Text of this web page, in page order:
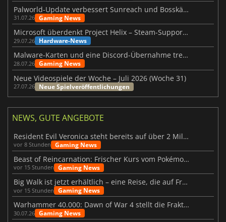
Palworld-Update verbessert Sunreach und Bosskämpfe deutlich
31.07.26 Gaming News
Microsoft überdenkt Project Helix – Steam-Support gefährdet
29.07.26 Hardware-News
Malware-Karten und eine Discord-Übernahme treffen Meccha Chameleon
28.07.26 Gaming News
Neue Videospiele der Woche – Juli 2026 (Woche 31)
27.07.26 Neue Spielveröffentlichungen
NEWS, GUTE ANGEBOTE
Resident Evil Veronica steht bereits auf über 2 Millionen Wunschlisten
vor 8 Stunden Gaming News
Beast of Reincarnation: Frischer Kurs vom Pokémon-Studio
vor 15 Stunden Gaming News
Big Walk ist jetzt erhältlich – eine Reise, die auf Freundschaft basiert
vor 15 Stunden Gaming News
Warhammer 40.000: Dawn of War 4 stellt die Fraktion der Necrons vor
30.07.26 Gaming News